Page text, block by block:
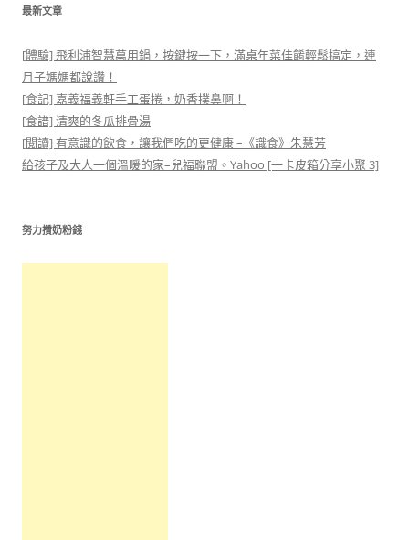
最新文章
[體驗] 飛利浦智慧萬用鍋，按鍵按一下，滿桌年菜佳餚輕鬆搞定，連
月子媽媽都說讚！
[食記] 嘉義福義軒手工蛋捲，奶香撲鼻啊！
[食譜] 清爽的冬瓜排骨湯
[閱讀] 有意識的飲食，讓我們吃的更健康 –《識食》朱慧芳
給孩子及大人一個溫暖的家–兒福聯盟。Yahoo [一卡皮箱分享小聚 3]
努力攢奶粉錢